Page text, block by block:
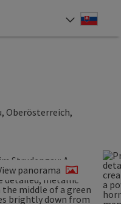
Oberösterreich,
panorama